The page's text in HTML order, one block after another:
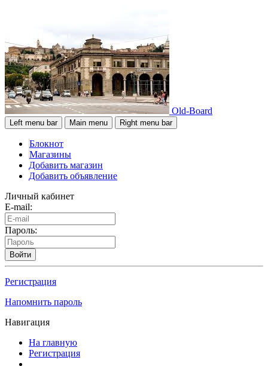
Old-Board
Left menu bar Main menu Right menu bar
Блокнот
Магазины
Добавить магазин
Добавить объявление
Личный кабинет
E-mail:
Пароль:
Войти
Регистрация
Напомнить пароль
Навигация
На главную
Регистрация